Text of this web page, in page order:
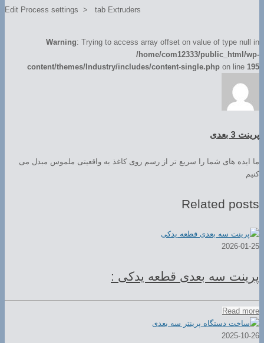
Edit Process settings > tab Extruders
Warning: Trying to access array offset on value of type null in
/home/com12333/public_html/wp-
content/themes/Industry/includes/content-single.php on line 195
پرینت 3 بعدی
ما ایده های شما را سریع تر از رسم روی کاغذ به واقعیتی ملموس مبدل می
کنیم
Related posts
2026-01-25
پرینت سه بعدی قطعه یدکی :
Read more
2025-10-26